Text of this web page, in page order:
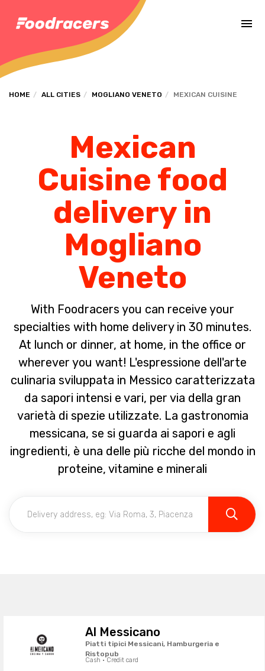
HOME ALL CITIES MOGLIANO VENETO MEXICAN CUISINE
Mexican
Cuisine food
delivery in
Mogliano
Veneto
With Foodracers you can receive your
specialties with home delivery in 30 minutes.
At lunch or dinner, at home, in the office or
wherever you want! L'espressione dell'arte
culinaria sviluppata in Messico caratterizzata
da sapori intensi e vari, per via della gran
varietà di spezie utilizzate. La gastronomia
messicana, se si guarda ai sapori e agli
ingredienti, è una delle più ricche del mondo in
proteine, vitamine e minerali
Al Messicano
Piatti tipici Messicani, Hamburgeria e
Ristopub
Cash · Credit card